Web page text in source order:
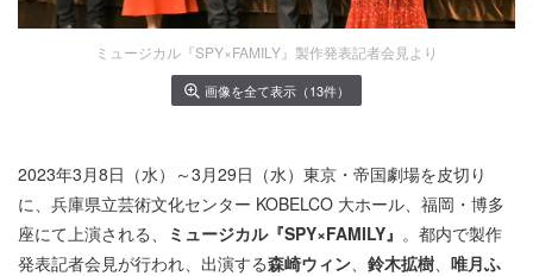
ミュージカル『SPY×FAMILY』製作発表記者会見より
画像を全て表示（13件）
2023年3月8日（水）～3月29日（水）東京・帝国劇場を皮切り
に、兵庫県立芸術文化センター KOBELCO 大ホール、福岡・博多
座にて上演される、
ミュージカル『SPY×FAMILY』 。都内で製作
発表記者会見が行われ、出演する森崎ウィン 鈴木拡樹
唯月ふ